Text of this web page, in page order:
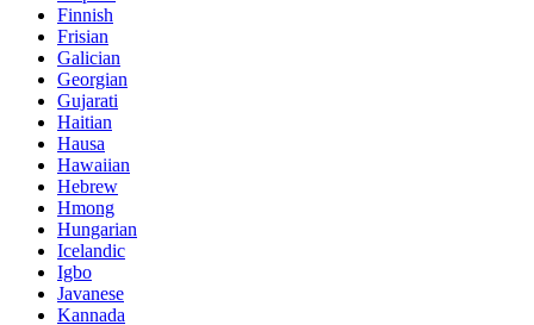
Finnish
Frisian
Galician
Georgian
Gujarati
Haitian
Hausa
Hawaiian
Hebrew
Hmong
Hungarian
Icelandic
Igbo
Javanese
Kannada